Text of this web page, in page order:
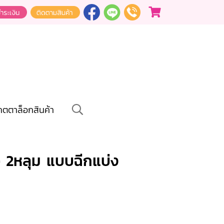
ตตาล็อกสินค้า
2หลุม แบบฉีกแบ่ง